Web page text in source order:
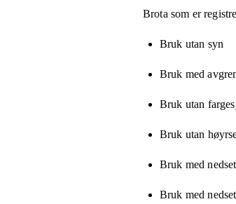
Brota som er
Bruk utan syn
Bruk med
Bruk utan
Bruk utan
Bruk med
Bruk med